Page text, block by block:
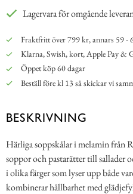
Lagervara för omgående
Fraktfritt över 799 kr, annars 59 -
Klarna, Swish, kort, Apple Pay &
Öppet köp 60 dagar
Beställ före kl 13 så skickar vi
BESKRIVNING
Härliga soppskålar i melamin från
soppor och pastarätter till sallader
i olika färger som lyser upp både
kombinerar hållbarhet med